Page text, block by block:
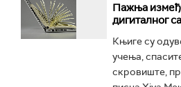
Пажња
дигиталног
Књиге су
учења,
скровиште,